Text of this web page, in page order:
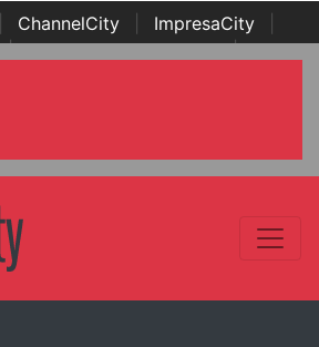
ChannelCity ImpresaCity
| Italian Channel Awards | Italian